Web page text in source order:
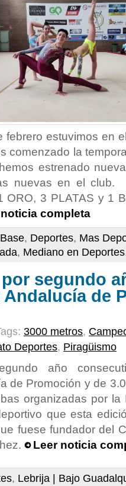
febrero estuvimos en
comenzado la
estrenado
nuevas en el club.
ORO, 3 PLATAS y 1
completa
, Deportes, Mas
, Mediano en Deportes
segundo
de
3000 metros,
Deportes, Piragüismo
año
de Promoción y de
organizadas por
que esta
fuese fundador del
Leer noticia
, Lebrija | Bajo